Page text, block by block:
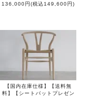
136,000円(税込149,600円)
【国内在庫仕様】【送料無
料】【シートパットプレゼン